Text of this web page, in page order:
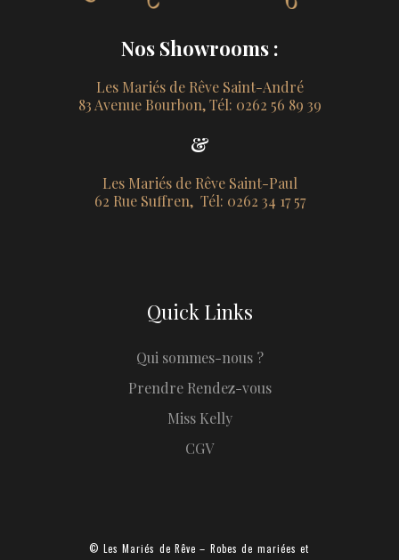
Nos Showrooms :
Les Mariés de Rêve Saint-André
83 Avenue Bourbon, Tél: 0262 56 89 39
&
Les Mariés de Rêve Saint-Paul
62 Rue Suffren, Tél: 0262 34 17 57
Quick Links
Qui sommes-nous ?
Prendre Rendez-vous
Miss Kelly
CGV
© Les Mariés de Rêve – Robes de mariées et